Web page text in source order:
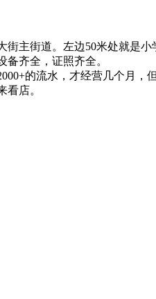
主街道。左边50米处就是
备齐全，证照齐全。
的流水，才经营几个月，
看店。